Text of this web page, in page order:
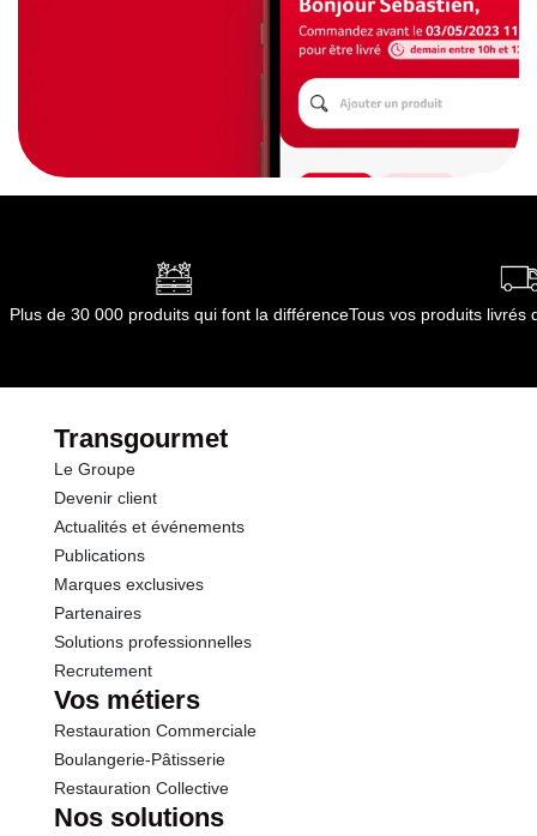
Plus de 30 000 produits qui font la différenceTous vos produits livrés
Transgourmet
Le Groupe
Devenir client
Actualités et événements
Publications
Marques exclusives
Partenaires
Solutions professionnelles
Recrutement
Vos métiers
Restauration Commerciale
Boulangerie-Pâtisserie
Restauration Collective
Nos solutions